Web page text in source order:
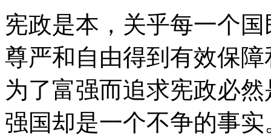
宪政是本，关乎每一个
尊严和自由得到有效保
为了富强而追求宪政必
强国却是一个不争的事实